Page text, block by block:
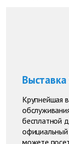
Крупнейшая
бесплатной
официальный